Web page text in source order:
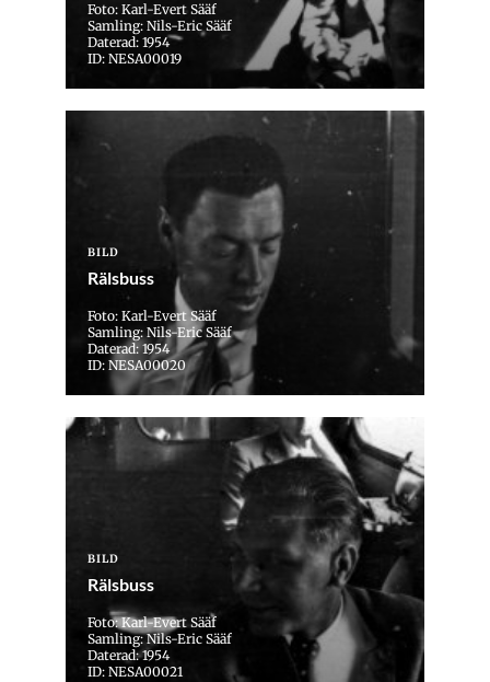
Foto: Karl-Evert Sääf
Samling: Nils-Eric Sääf
Daterad: 1954
ID: NESA00019
BILD
Rälsbuss
Foto: Karl-Evert Sääf
Samling: Nils-Eric Sääf
Daterad: 1954
ID: NESA00020
BILD
Rälsbuss
Foto: Karl-Evert Sääf
Samling: Nils-Eric Sääf
Daterad: 1954
ID: NESA00021